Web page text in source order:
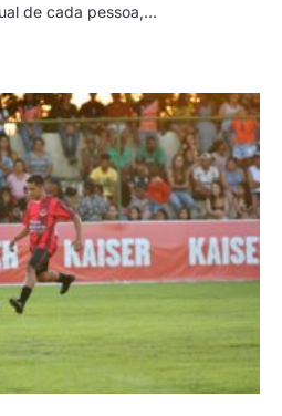
de cada pessoa,…